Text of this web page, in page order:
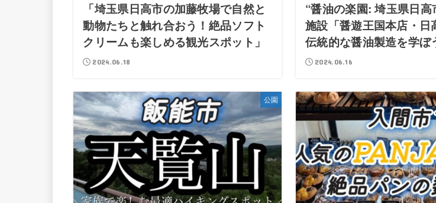
「埼玉県日高市の加藤牧場で自然と
動物たちと触れ合おう！絶品ソフト
クリームも楽しめる観光スポット」
2024.06.18
“醤油の楽園: 埼玉県日高
施設「醤遊王国本店・日
伝統的な醤油製造を学ぼ
2024.06.16
公園